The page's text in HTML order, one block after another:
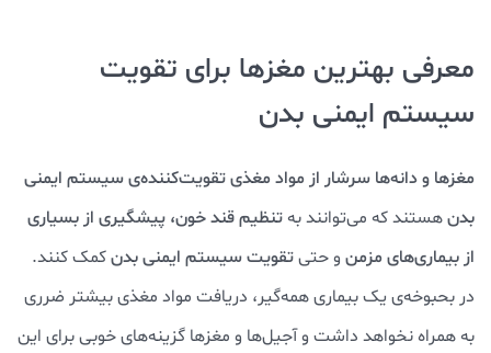
معرفی بهترین مغزها برای تقویت
سیستم ایمنی بدن
مغزها و دانه‌ها سرشار از مواد مغذی تقویت‌کننده‌ی سیستم ایمنی
بدنهستند که می‌توانند بهتنظیم قند خون، پیشگیری از بسیاری
از بیماری‌های مزمن و حتیتقویت سیستم ایمنی بدنکمک کنند.
در بحبوخه‌ی یک بیماری همه‌گیر، دریافت مواد مغذی بیشتر ضرری
به همراه نخواهد داشت و آجیل‌ها و مغزها گزینه‌های خوبی برای این